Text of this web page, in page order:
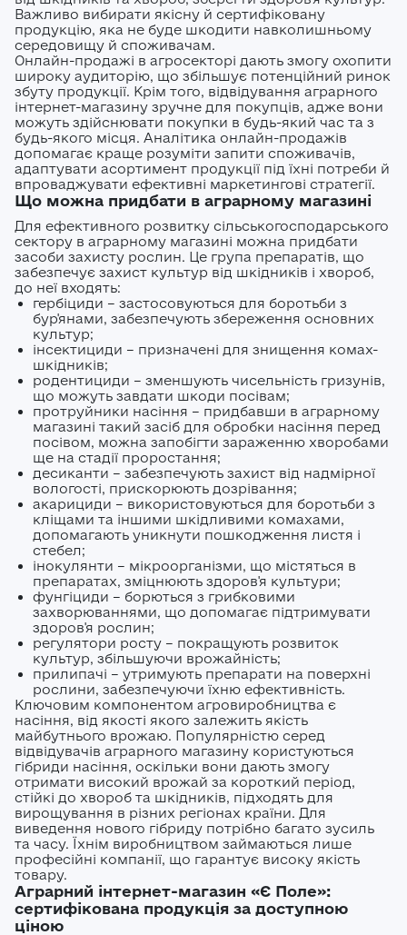
поля. Проте на практиці саме такий підхід може
створити серйозні проблеми для наступної
посівної.
Низька врожайність — не означає
відсутність проблем 1. Більше шкоди, ніж
користі для ґрунтуКультура з низькою
врожайністю зазвичай має слабку кореневу
систему та уражені рослинні рештки.
Передискування таких залишків сприяє
накопиченню хвороб і патогенів, які легко
переходять на наступну культуру. 2. Азот
«зникає» ще швидшеНавіть при малій біомасі
розкладання рослинних решток потребує азоту.
У результаті навесні поле входить у вегетацію з
дефіцитом доступного живлення, що особливо
критично для стартового росту. 3. Падалиця і
бур’яни стають проблемоюКультура, яка не дала
повноцінного врожаю, часто залишає в полі
значну кількість дрібного насіння.
Передискування лише стимулює його
проростання, збільшуючи забур’яненість і
витрати на гербіциди. 4. Нерівномірна підготовка
поляЗалишені стебла та корені заважають
якісному обробітку ґрунту, ускладнюють роботу
сівалки й призводять до нерівномірних сходів
наступної культури. 5. Втрата часу і грошей у
наступному сезоніЕкономія на прибиранні
культури сьогодні часто означає додаткові
витрати навесні: більше ЗЗР, коригування
живлення та пересів окремих ділянок.
робити правильно? Найкраще рішення —
прибрати культуру з поля повністю,
використовуючи подрібнення, вивезення
решток або їх правильне зароблення з
урахуванням біологічних деструкторів та
агротехніки.
Реальні приклади з полів і
поради агрономів дивіться у TikTok-мережі Є
Поле, де ми показуємо, до чого призводять
технологічні помилки та як їх уникнути. ТІК-ТОК
Є ПОЛЕ В інтернет-магазині Є Поле ви знайдете
деструктори пожнивних решток, добрива, ЗЗР
та агрорішення, які допоможуть правильно
підготувати поле навіть після невдалого сезону.
ґрунту та погодні умови поєднувати мінеральне
живлення з біологічними рішеннями
Детальніше про втрати азоту та практичні
поради дивіться у нашому TikTok-каналі Є Поле,
де ми простими словами пояснюємо складні
агрономічні питання. В інтернет-магазині Є Поле
ви знайдете азотні добрива, інгібітори, КАС та
супутні продукти для максимально
ефективного живлення культур — офіційно, з
консультацією та доставкою по Україні.
Важливо вибирати якісну й сертифіковану
продукцію, яка не буде шкодити навколишньому
середовищу й споживачам.
Онлайн-продажі в агросекторі дають змогу охопити
широку аудиторію, що збільшує потенційний ринок
збуту продукції. Крім того, відвідування аграрного
інтернет-магазину зручне для покупців, адже вони
можуть здійснювати покупки в будь-який час та з
будь-якого місця. Аналітика онлайн-продажів
допомагає краще розуміти запити споживачів,
адаптувати асортимент продукції під їхні потреби й
впроваджувати ефективні маркетингові стратегії.
Що можна придбати в аграрному магазині
Для ефективного розвитку сільськогосподарського
сектору в аграрному магазині можна придбати
засоби захисту рослин. Це група препаратів, що
забезпечує захист культур від шкідників і хвороб,
до неї входять:
гербіциди – застосовуються для боротьби з
бур'янами, забезпечують збереження основних
культур;
інсектициди – призначені для знищення комах-
шкідників;
родентициди – зменшують чисельність гризунів,
що можуть завдати шкоди посівам;
протруйники насіння – придбавши в аграрному
магазині такий засіб для обробки насіння перед
посівом, можна запобігти зараженню хворобами
ще на стадії проростання;
десиканти – забезпечують захист від надмірної
вологості, прискорюють дозрівання;
акарициди – використовуються для боротьби з
кліщами та іншими шкідливими комахами,
допомагають уникнути пошкодження листя і
стебел;
інокулянти – мікроорганізми, що містяться в
препаратах, зміцнюють здоров'я культури;
фунгіциди – борються з грибковими
захворюваннями, що допомагає підтримувати
здоров'я рослин;
регулятори росту – покращують розвиток
культур, збільшуючи врожайність;
прилипачі – утримують препарати на поверхні
рослини, забезпечуючи їхню ефективність.
Ключовим компонентом агровиробництва є
насіння, від якості якого залежить якість
майбутнього врожаю. Популярністю серед
відвідувачів аграрного магазину користуються
гібриди насіння, оскільки вони дають змогу
отримати високий врожай за короткий період,
стійкі до хвороб та шкідників, підходять для
вирощування в різних регіонах країни. Для
виведення нового гібриду потрібно багато зусиль
та часу. Їхнім виробництвом займаються лише
професійні компанії, що гарантує високу якість
товару.
Аграрний інтернет-магазин «Є Поле»:
сертифікована продукція за доступною
ціною